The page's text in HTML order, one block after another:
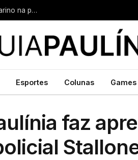
Kartódromo de Paulínia recebe 7ª etapa do Campeonato San Marino na próximo sábado (8)
Esportes Colunas Games
faz